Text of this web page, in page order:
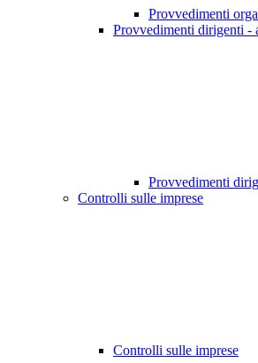
Provvedimenti
Provvedimenti dirigenti -
Provvedimenti
Controlli sulle imprese
Controlli sulle imprese